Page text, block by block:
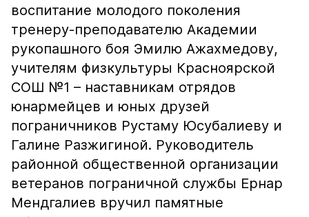
воспитание молодого поколения
тренеру-преподавателю Академии
рукопашного боя Эмилю Ажахмедову,
учителям физкультуры Красноярской
СОШ №1 – наставникам отрядов
юнармейцев и юных друзей
пограничников Рустаму Юсубалиеву и
Галине Разжигиной. Руководитель
районной общественной организации
ветеранов пограничной службы Ернар
Мендгалиев вручил памятные